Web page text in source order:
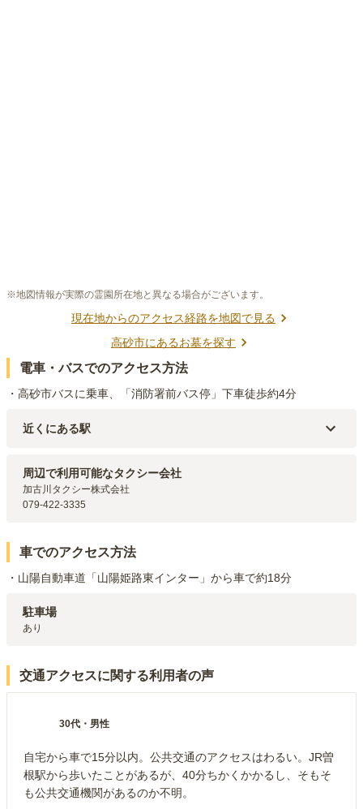
※地図情報が実際の霊園所在地と異なる場合がございます。
現在地からのアクセス経路を地図で見る
高砂市にあるお墓を探す
電車・バスでのアクセス方法
・高砂市バスに乗車、「消防署前バス停」下車徒歩約4分
近くにある駅
周辺で利用可能なタクシー会社
加古川タクシー株式会社
079-422-3335
車でのアクセス方法
・山陽自動車道「山陽姫路東インター」から車で約18分
駐車場
あり
交通アクセスに関する利用者の声
30代 ・ 男性
自宅から車で15分以内。公共交通のアクセスはわるい。JR曽
根駅から歩いたことがあるが、40分ちかくかかるし、そもそ
も公共交通機関があるのか不明。